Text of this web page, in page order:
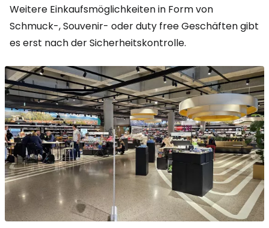
Weitere Einkaufsmöglichkeiten in Form von
Schmuck-, Souvenir- oderduty freeGeschäften gibt
es erst nach der Sicherheitskontrolle.